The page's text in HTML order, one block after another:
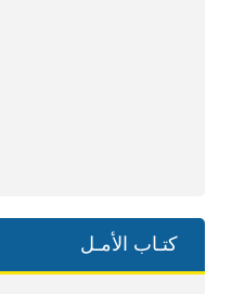
كتـاب الأمـل